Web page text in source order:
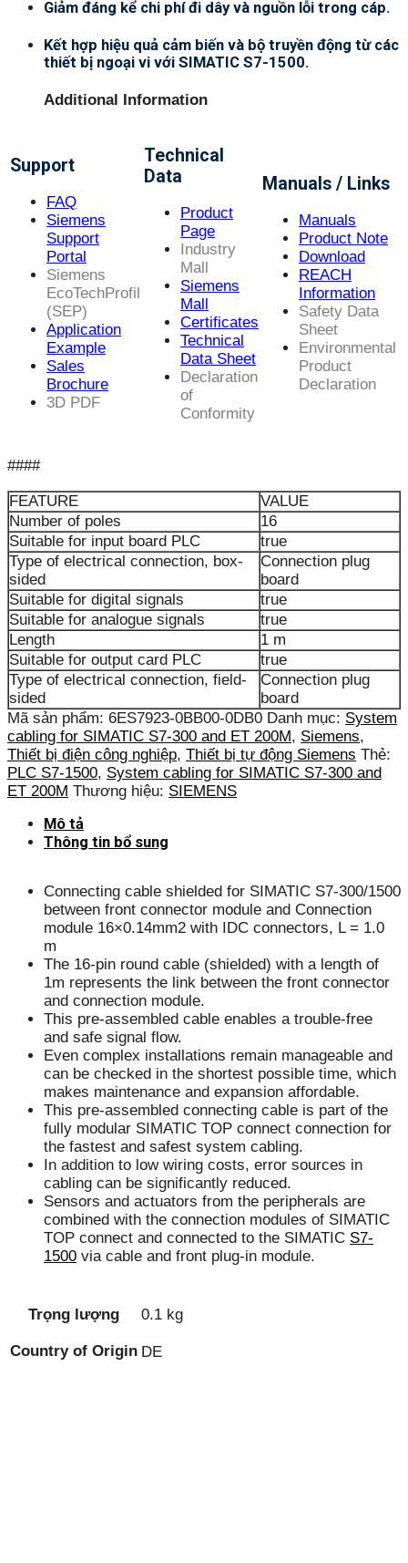
Giảm đáng kể chi phí đi dây và nguồn lỗi trong cáp.
Kết hợp hiệu quả cảm biến và bộ truyền động từ các
thiết bị ngoại vi với SIMATIC S7-1500.
Additional Information
Support
FAQ
Siemens
Support
Portal
Siemens
EcoTechProfil
(SEP)
Application
Example
Sales
Brochure
3D PDF
Technical
Data
Product
Page
Industry
Mall
Siemens
Mall
Certificates
Technical
Data Sheet
Declaration
of
Conformity
Manuals / Links
Manuals
Product Note
Download
REACH
Information
Safety Data
Sheet
Environmental
Product
Declaration
####
FEATURE
VALUE
Number of poles
16
Suitable for input board PLC
true
Type of electrical connection, box-
sided
Connection plug
board
Suitable for digital signals
true
Suitable for analogue signals
true
Length
1 m
Suitable for output card PLC
true
Type of electrical connection, field-
sided
Connection plug
board
Mã sản phẩm: 6ES7923-0BB00-0DB0 Danh mục: System
cabling for SIMATIC S7-300 and ET 200M, Siemens,
Thiết bị điện công nghiệp, Thiết bị tự động Siemens Thẻ:
PLC S7-1500, System cabling for SIMATIC S7-300 and
ET 200M Thương hiệu: SIEMENS
Mô tả
Thông tin bổ sung
Connecting cable shielded for SIMATIC S7-300/1500
between front connector module and Connection
module 16×0.14mm2 with IDC connectors, L = 1.0
m
The 16-pin round cable (shielded) with a length of
1m represents the link between the front connector
and connection module.
This pre-assembled cable enables a trouble-free
and safe signal flow.
Even complex installations remain manageable and
can be checked in the shortest possible time, which
makes maintenance and expansion affordable.
This pre-assembled connecting cable is part of the
fully modular SIMATIC TOP connect connection for
the fastest and safest system cabling.
In addition to low wiring costs, error sources in
cabling can be significantly reduced.
Sensors and actuators from the peripherals are
combined with the connection modules of SIMATIC
TOP connect and connected to the SIMATIC S7-
1500 via cable and front plug-in module.
Trọng lượng 0.1 kg
Country of Origin DE